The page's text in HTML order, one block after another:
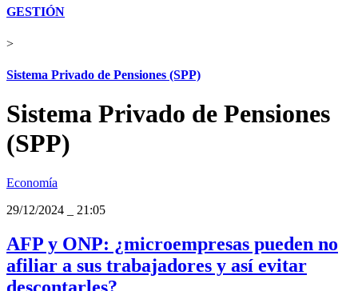
GESTIÓN
>
Sistema Privado de Pensiones (SPP)
Sistema Privado de Pensiones
(SPP)
Economía
29/12/2024
21:05
AFP y ONP: ¿microempresas pueden no
afiliar a sus trabajadores y así evitar
descontarles?